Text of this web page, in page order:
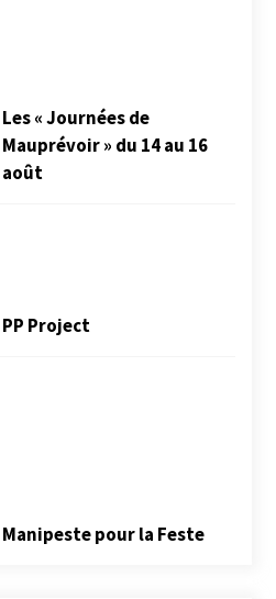
Les « Journées de
Mauprévoir » du 14 au 16
août
PP Project
Manipeste pour la Feste